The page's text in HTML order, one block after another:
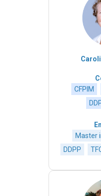
CFPIM
Master
DDPP